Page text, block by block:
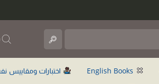
اختبارات ومقاييس